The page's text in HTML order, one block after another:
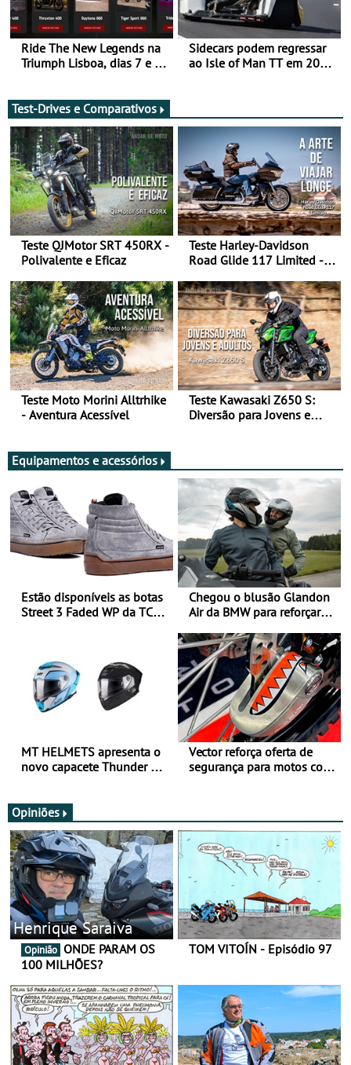
Ride The New Legends na
Triumph Lisboa, dias 7 e 8
Sidecars podem regressar
ao Isle of Man TT em 2027
Test-Drives e Comparativos
Teste QJMotor SRT 450RX -
Polivalente e Eficaz
Teste Harley-Davidson
Road Glide 117 Limited - A
Teste Moto Morini Alltrhike
- Aventura Acessível
Teste Kawasaki Z650 S:
Diversão para Jovens e
Equipamentos e acessórios
Estão disponíveis as botas
Street 3 Faded WP da TCX
Chegou o blusão Glandon
Air da BMW para reforçar
verão
MT HELMETS apresenta o
novo capacete Thunder 4 R
Vector reforça oferta de
segurança para motos com
Opiniões
Henrique Saraiva
Opinião
100 MILHÕES?
TOM VITOÍN - Episódio 97